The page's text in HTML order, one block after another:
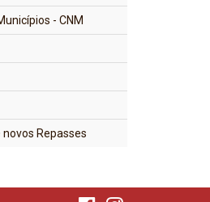
- CNM
Repasses